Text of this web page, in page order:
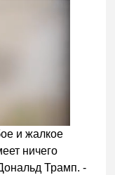
и жалкое
ничего
Трамп. -